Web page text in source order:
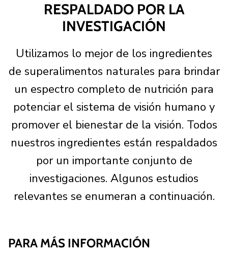
RESPALDADO POR LA
INVESTIGACIÓN
Utilizamos lo mejor de los ingredientes
de superalimentos naturales para brindar
un espectro completo de nutrición para
potenciar el sistema de visión humano y
promover el bienestar de la visión. Todos
nuestros ingredientes están respaldados
por un importante conjunto de
investigaciones. Algunos estudios
relevantes se enumeran a continuación.
PARA MÁS INFORMACIÓN